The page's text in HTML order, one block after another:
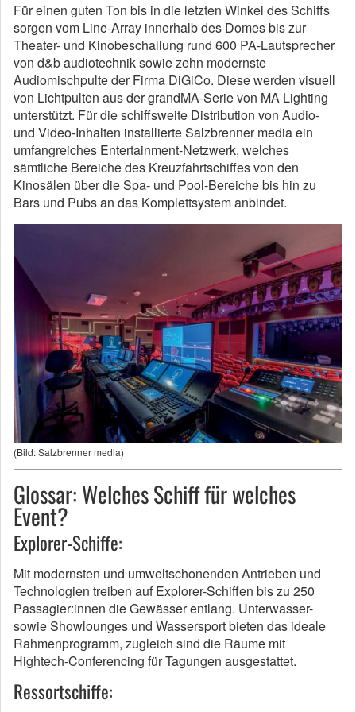
Für einen guten Ton bis in die letzten Winkel des Schiffs
sorgen vom Line-Array innerhalb des Domes bis zur
Theater- und Kinobeschallung rund 600 PA-Lautsprecher
von d&b audiotechnik sowie zehn modernste
Audiomischpulte der Firma DiGiCo. Diese werden visuell
von Lichtpulten aus der grandMA-Serie von MA Lighting
unterstützt. Für die schiffsweite Distribution von Audio-
und Video-Inhalten installierte Salzbrenner media ein
umfangreiches Entertainment-Netzwerk, welches
sämtliche Bereiche des Kreuzfahrtschiffes von den
Kinosälen über die Spa- und Pool-Bereiche bis hin zu
Bars und Pubs an das Komplettsystem anbindet.
(Bild: Salzbrenner media)
Glossar: Welches Schiff für welches
Event?
Explorer-Schiffe:
Mit modernsten und umweltschonenden Antrieben und
Technologien treiben auf Explorer-Schiffen bis zu 250
Passagier:innen die Gewässer entlang. Unterwasser-
sowie Showlounges und Wassersport bieten das ideale
Rahmenprogramm, zugleich sind die Räume mit
Hightech-Conferencing für Tagungen ausgestattet.
Ressortschiffe: